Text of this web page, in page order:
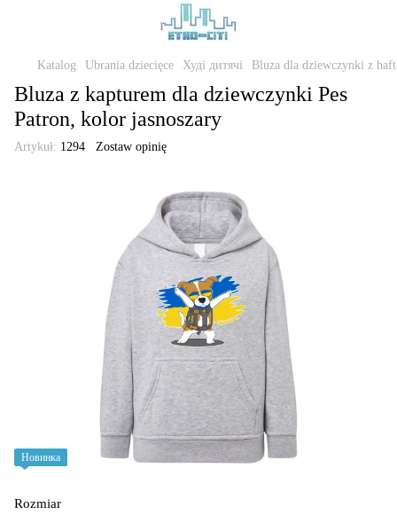
Katalog Ubrania dziecięce Худі дитячі Bluza dla dziewczynki z
Bluza z kapturem dla dziewczynki Pes
Patron, kolor jasnoszary
Artykuł: 1294 Zostaw opinię
Новинка
Rozmiar